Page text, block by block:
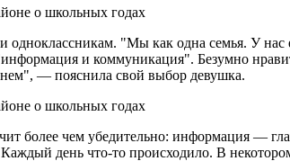
"Мы как одна семья. У нас
и коммуникация". Безумно
— пояснила свой выбор девушка.
более чем убедительно: информация —
день что-то происходило. В